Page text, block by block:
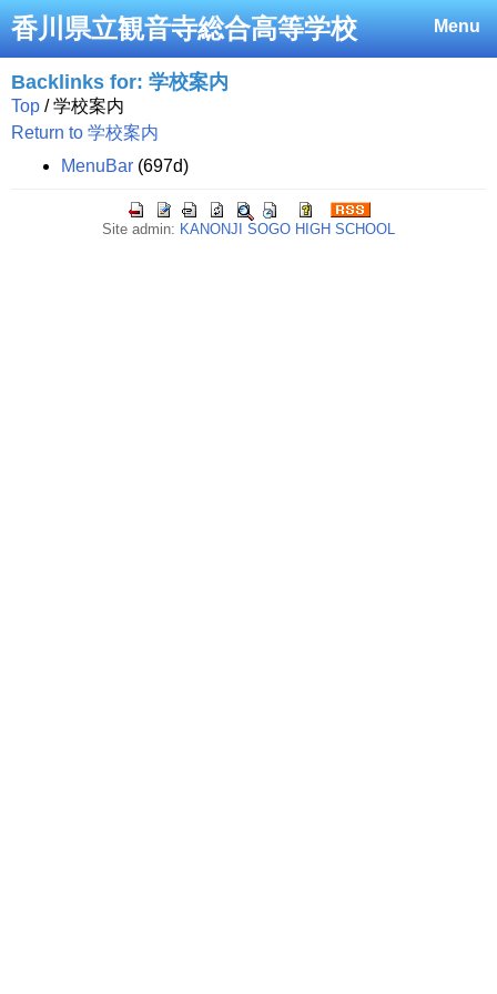
Menu
香川県立観音寺総合高等学校
Backlinks for: 学校案内
Top / 学校案内
Return to 学校案内
MenuBar (697d)
Site admin: KANONJI SOGO HIGH SCHOOL